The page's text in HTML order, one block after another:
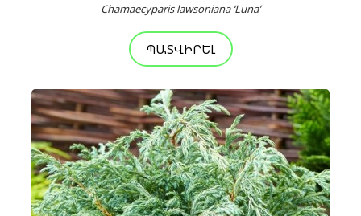
Chamaecyparis lawsoniana ‘Luna’
ՊԱՏՎԻՐԵԼ